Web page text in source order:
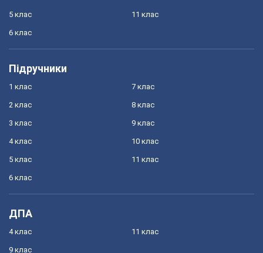
5 клас
6 клас
11 клас
Підручники
1 клас
2 клас
3 клас
4 клас
5 клас
6 клас
7 клас
8 клас
9 клас
10 клас
11 клас
ДПА
4 клас
9 клас
11 клас